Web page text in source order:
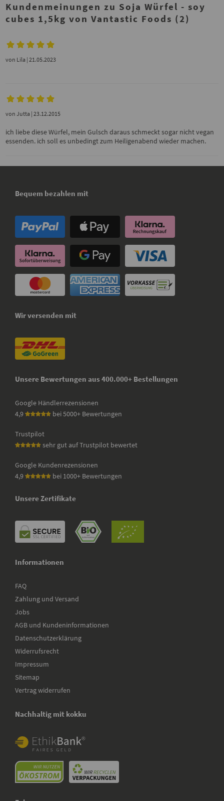
Kundenmeinungen zu Soja Würfel - soy
cubes 1,5kg von Vantastic Foods (2)
von Lila | 21.05.2023
vonJutta | 23.12.2015
ich liebe diese Würfel, mein Gulsch daraus schmeckt sogar nicht vegan
essenden. ich soll es unbedingt zum Heiligenabend wieder machen.
Bequem bezahlen mit
Wir versenden mit
Unsere Bewertungen aus 400.000+ Bestellungen
Google Händlerrezensionen
4,9
bei 5000+ Bewertungen
Trustpilot
sehr gut auf Trustpilot bewertet
Google Kundenrezensionen
4,9
bei 1000+ Bewertungen
Unsere Zertifikate
Informationen
FAQ
Zahlung und Versand
Jobs
AGB und Kundeninformationen
Datenschutzerklärung
Widerrufsrecht
Impressum
Sitemap
Vertrag widerrufen
Nachhaltig mit kokku